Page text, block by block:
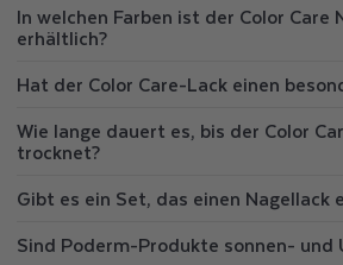
In welchen Farben ist der Color Care
erhältlich?
Hat der Color Care-Lack einen
Wie lange dauert es, bis der Color
trocknet?
Gibt es ein Set, das einen Nagellack
Sind Poderm-Produkte sonnen- und